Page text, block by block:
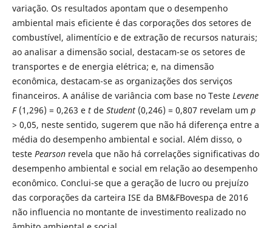
variação. Os resultados apontam que o desempenho
ambiental mais eficiente é das corporações dos setores de
combustível, alimentício e de extração de recursos naturais;
ao analisar a dimensão social, destacam-se os setores de
transportes e de energia elétrica; e, na dimensão
econômica, destacam-se as organizações dos serviços
financeiros. A análise de variância com base no Teste Levene
F(1,296) = 0,263 e tde Student(0,246) = 0,807 revelam um p
> 0,05, neste sentido, sugerem que não há diferença entre a
média do desempenho ambiental e social. Além disso, o
teste Pearsonrevela que não há correlações significativas do
desempenho ambiental e social em relação ao desempenho
econômico. Conclui-se que a geração de lucro ou prejuízo
das corporações da carteira ISE da BM&FBovespa de 2016
não influencia no montante de investimento realizado no